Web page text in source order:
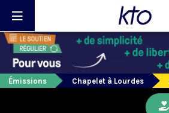
Émissions Chapelet à Lourdes